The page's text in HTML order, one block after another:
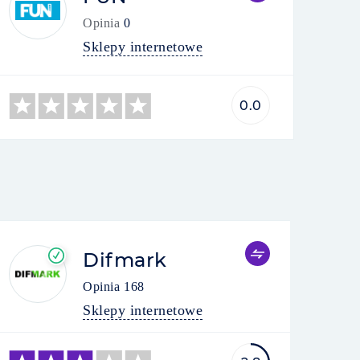
Opinia 0
Sklepy internetowe
0.0
Difmark
Opinia 168
Sklepy internetowe